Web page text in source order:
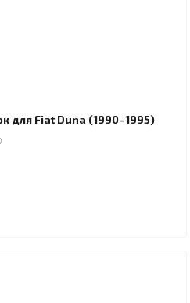
для Fiat Duna (1990–1995)